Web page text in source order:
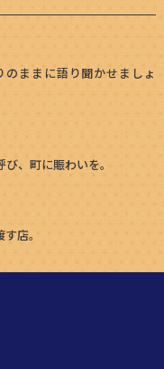
ままに語り聞かせましょ
、町に賑わいを。
店。